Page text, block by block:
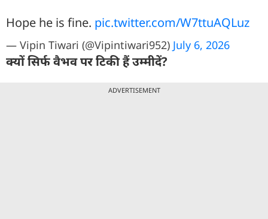
Hope he is fine. pic.twitter.com/W7ttuAQLuz
— Vipin Tiwari (@Vipintiwari952) July 6, 2026
क्यों सिर्फ वैभव पर टिकी हैं उम्मीदें?
ADVERTISEMENT